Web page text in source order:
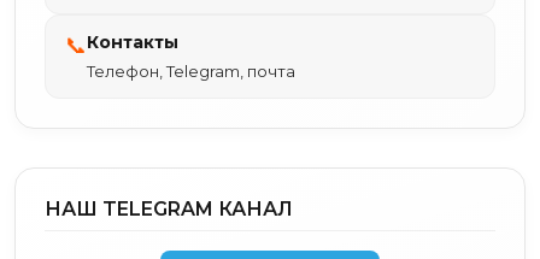
📞Контакты
Телефон, Telegram, почта
НАШ TELEGRAM КАНАЛ